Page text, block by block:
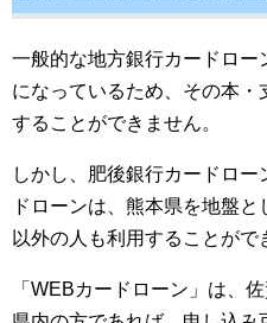
一般的な地方銀行カードロー
になっているため、その本・
することができません。
しかし、肥後銀行カードロ
ドローンは、熊本県を地盤
以外の人も利用することがで
「WEBカードローン」は、